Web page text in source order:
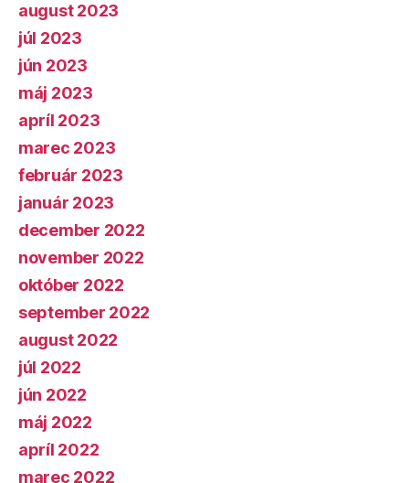
august 2023
júl 2023
jún 2023
máj 2023
apríl 2023
marec 2023
február 2023
január 2023
december 2022
november 2022
október 2022
september 2022
august 2022
júl 2022
jún 2022
máj 2022
apríl 2022
marec 2022